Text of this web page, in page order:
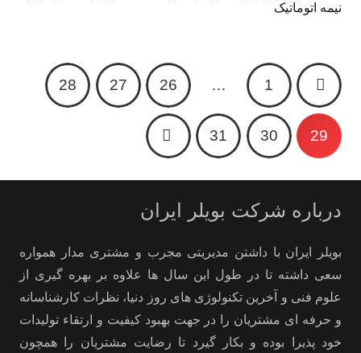
نیمه اتوماتیک
1
…
26
27
28
29
30
31
درباره شرکت بویلر ایران
بویلر ایران با داشتن مدیریتی مجرب و مشتری مدار همواره
سعی داشته تا در طول این سال ها علاوه بر بهره گیری از
علوم فنی و آخرین تکنولوژی های روز دنیا، نظرات کارشناسانه
و حرفه ای مشتریان را در جهت بهبود کیفیت و ارتقاء تولیدات
خود پذیرا بوده و بکار گیرد تا رضایت مشتریان را همچون